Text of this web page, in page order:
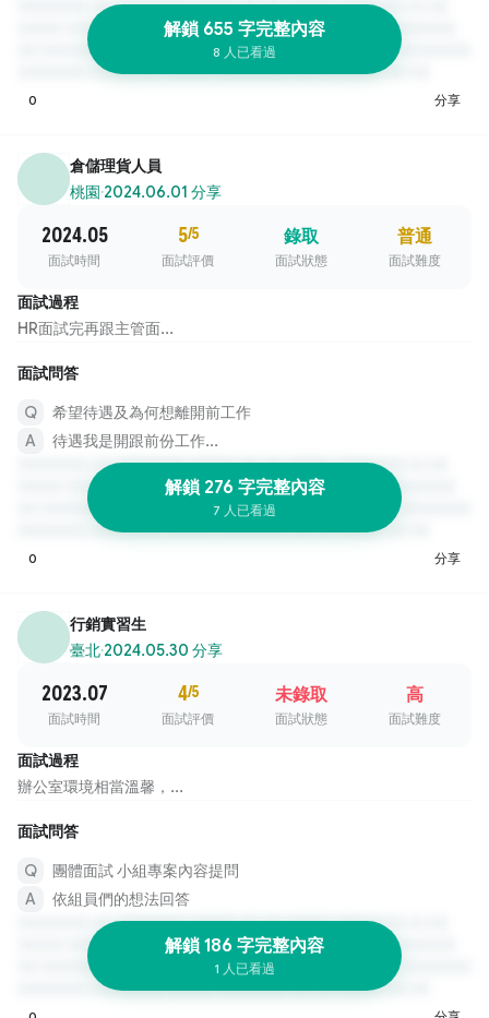
解鎖 655 字完整內容
8 人已看過
0 分享
倉儲理貨人員
桃園·2024.06.01 分享
2024.05
面試時間
5/5
面試評價
錄取
面試狀態
普通
面試難度
面試過程
HR面試完再跟主管面...
面試問答
希望待遇及為何想離開前工作
待遇我是開跟前份工作...
解鎖 276 字完整內容
7 人已看過
0 分享
行銷實習生
臺北·2024.05.30 分享
2023.07
面試時間
4/5
面試評價
未錄取
面試狀態
高
面試難度
面試過程
辦公室環境相當溫馨，...
面試問答
團體面試 小組專案內容提問
依組員們的想法回答
解鎖 186 字完整內容
1 人已看過